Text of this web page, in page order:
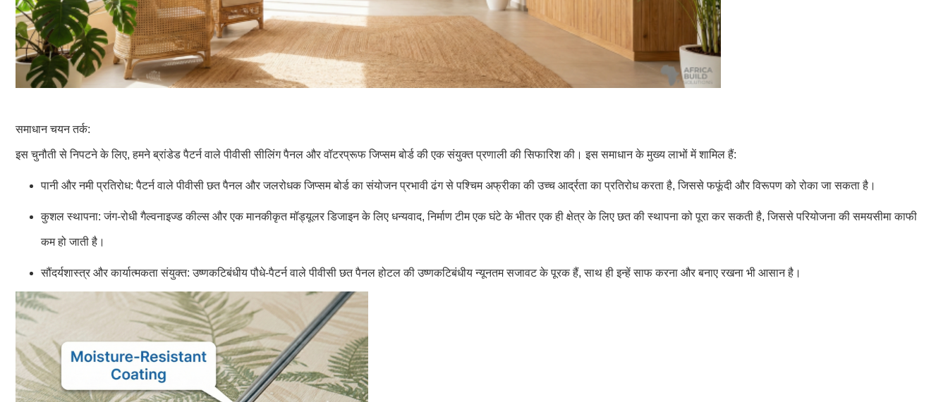
समाधान चयन तर्क:
इस चुनौती से निपटने के लिए, हमने ब्रांडेड पैटर्न वाले पीवीसी सीलिंग पैनल और वॉटरप्रूफ जिप्सम बोर्ड की एक संयुक्त प्रणाली की सिफारिश की। इस समाधान के मुख्य लाभों में शामिल हैं:
पानी और नमी प्रतिरोध: पैटर्न वाले पीवीसी छत पैनल और जलरोधक जिप्सम बोर्ड का संयोजन प्रभावी ढंग से पश्चिम अफ्रीका की उच्च आर्द्रता का प्रतिरोध करता है, जिससे फफूंदी और विरूपण को रोका जा सकता है।
कुशल स्थापना: जंग-रोधी गैल्वनाइज्ड कील्स और एक मानकीकृत मॉड्यूलर डिजाइन के लिए धन्यवाद, निर्माण टीम एक घंटे के भीतर एक ही क्षेत्र के लिए छत की स्थापना को पूरा कर सकती है, जिससे परियोजना की समयसीमा काफी
कम हो जाती है।
सौंदर्यशास्त्र और कार्यात्मकता संयुक्त: उष्णकटिबंधीय पौधे-पैटर्न वाले पीवीसी छत पैनल होटल की उष्णकटिबंधीय न्यूनतम सजावट के पूरक हैं, साथ ही इन्हें साफ करना और बनाए रखना भी आसान है।